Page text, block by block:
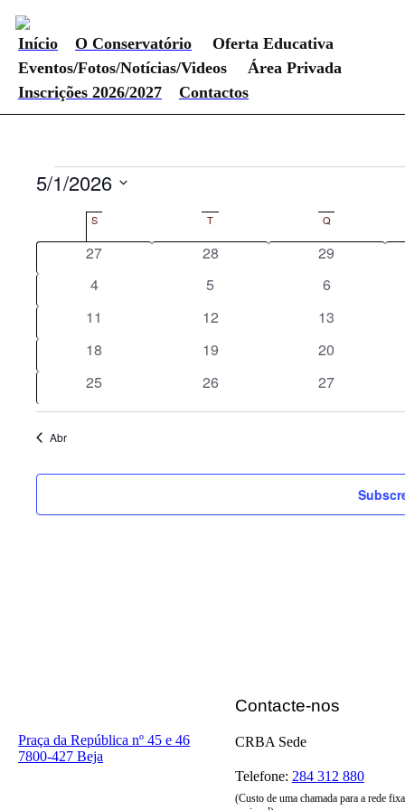
Início O Conservatório
Oferta Educativa
Eventos/Fotos/Notícias/Videos
Área Privada
Inscrições 2026/2027
Contactos
Eventos
5/1/2026
Calendário
de
Eventos
SSEGUNDA-FEIRA T Q
0 eventos
27 0 eventos
28 0 eventos
29
0 eventos
4 0 eventos
5 0 eventos
6
0 eventos
11 0 eventos
12 0 eventos
13
0 eventos
18 0 eventos
19 0 eventos
20
0 eventos
25 0 eventos
26 0 eventos
27
Abr
Praça da República nº 45 e 46
7800-427 Beja
Contacte-nos
CRBA Sede
Telefone: 284 312 880
(Custo de uma chamada para a rede fixa